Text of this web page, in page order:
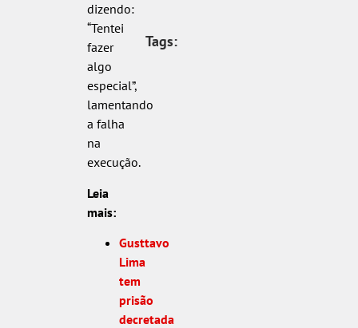
dizendo:
“Tentei
fazer
algo
especial”,
lamentando
a falha
na
execução.
Leia
mais:
Gusttavo
Lima
tem
prisão
decretada
Tags: